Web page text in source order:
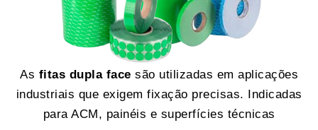
As fitas dupla face são utilizadas em aplicações
industriais que exigem fixação precisas. Indicadas
para ACM, painéis e superfícies técnicas